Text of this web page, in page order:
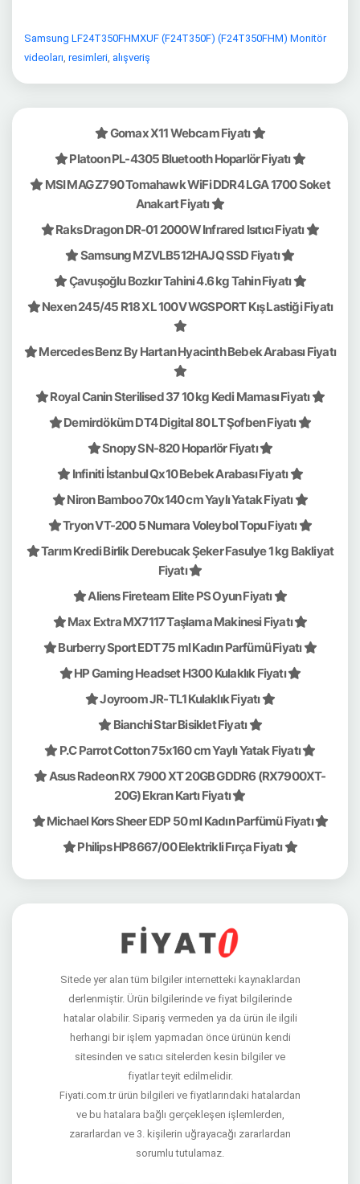
Samsung LF24T350FHMXUF (F24T350F) (F24T350FHM) Monitör
videoları, resimleri, alışveriş
Gomax X11 Webcam Fiyatı
Platoon PL-4305 Bluetooth Hoparlör Fiyatı
MSI MAG Z790 Tomahawk WiFi DDR4 LGA 1700 Soket
Anakart Fiyatı
Raks Dragon DR-01 2000W Infrared Isıtıcı Fiyatı
Samsung MZVLB512HAJQ SSD Fiyatı
Çavuşoğlu Bozkır Tahini 4.6 kg Tahin Fiyatı
Nexen 245/45 R18 XL 100V WGSPORT Kış Lastiği Fiyatı
Mercedes Benz By Hartan Hyacinth Bebek Arabası Fiyatı
Royal Canin Sterilised 37 10 kg Kedi Maması Fiyatı
Demirdöküm DT4 Digital 80 LT Şofben Fiyatı
Snopy SN-820 Hoparlör Fiyatı
Infiniti İstanbul Qx10 Bebek Arabası Fiyatı
Niron Bamboo 70x140 cm Yaylı Yatak Fiyatı
Tryon VT-200 5 Numara Voleybol Topu Fiyatı
Tarım Kredi Birlik Derebucak Şeker Fasulye 1 kg Bakliyat
Fiyatı
Aliens Fireteam Elite PS Oyun Fiyatı
Max Extra MX7117 Taşlama Makinesi Fiyatı
Burberry Sport EDT 75 ml Kadın Parfümü Fiyatı
HP Gaming Headset H300 Kulaklık Fiyatı
Joyroom JR-TL1 Kulaklık Fiyatı
Bianchi Star Bisiklet Fiyatı
P.C Parrot Cotton 75x160 cm Yaylı Yatak Fiyatı
Asus Radeon RX 7900 XT 20GB GDDR6 (RX7900XT-
20G) Ekran Kartı Fiyatı
Michael Kors Sheer EDP 50 ml Kadın Parfümü Fiyatı
Philips HP8667/00 Elektrikli Fırça Fiyatı
Sitede yer alan tüm bilgiler internetteki kaynaklardan
derlenmiştir. Ürün bilgilerinde ve fiyat bilgilerinde
hatalar olabilir. Sipariş vermeden ya da ürün ile ilgili
herhangi bir işlem yapmadan önce ürünün kendi
sitesinden ve satıcı sitelerden kesin bilgiler ve
fiyatlar teyit edilmelidir.
Fiyati.com.tr ürün bilgileri ve fiyatlarındaki hatalardan
ve bu hatalara bağlı gerçekleşen işlemlerden,
zararlardan ve 3. kişilerin uğrayacağı zararlardan
sorumlu tutulamaz.